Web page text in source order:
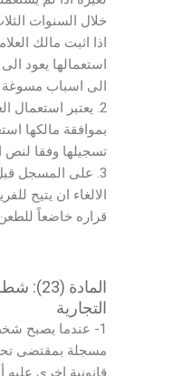
خلال السنوات
اذا اثبت مالك
استعمالها يعود
الى اسباب مسوغة
2. يعتبر استعمال
بموافقة مالكها
تسجيلها وفقا لنص الفقرة 1 من
3. على المسجل
الالغاء ان يتيح
قراره خاضعاً
المادة
التجارية
1- عندما يصبح
مسجلة بمقتضى
قانونية اخرى